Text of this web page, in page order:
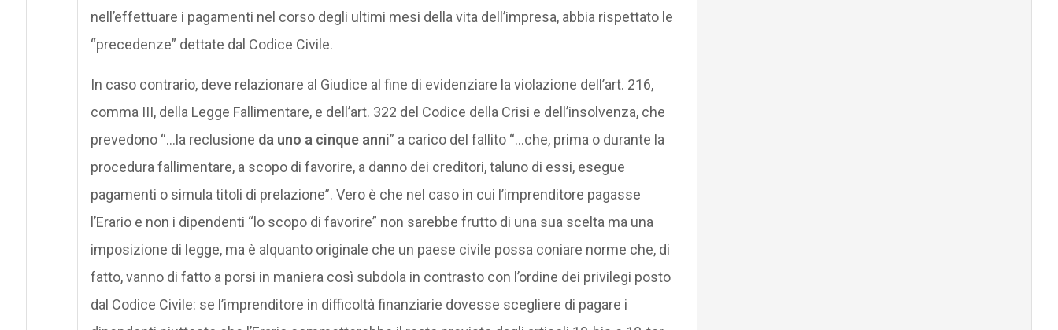
nell’effettuare i pagamenti nel corso degli ultimi mesi della vita dell’impresa, abbia rispettato le
“precedenze” dettate dal Codice Civile.
In caso contrario, deve relazionare al Giudice al fine di evidenziare la violazione dell’art. 216,
comma III, della Legge Fallimentare, e dell’art. 322 del Codice della Crisi e dell’insolvenza, che
prevedono “…la reclusione da uno a cinque anni” a carico del fallito “…che, prima o durante la
procedura fallimentare, a scopo di favorire, a danno dei creditori, taluno di essi, esegue
pagamenti o simula titoli di prelazione”. Vero è che nel caso in cui l’imprenditore pagasse
l’Erario e non i dipendenti “lo scopo di favorire” non sarebbe frutto di una sua scelta ma una
imposizione di legge, ma è alquanto originale che un paese civile possa coniare norme che, di
fatto, vanno di fatto a porsi in maniera così subdola in contrasto con l’ordine dei privilegi posto
dal Codice Civile: se l’imprenditore in difficoltà finanziarie dovesse scegliere di pagare i